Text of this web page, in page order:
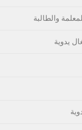
والطالبة
يدوية